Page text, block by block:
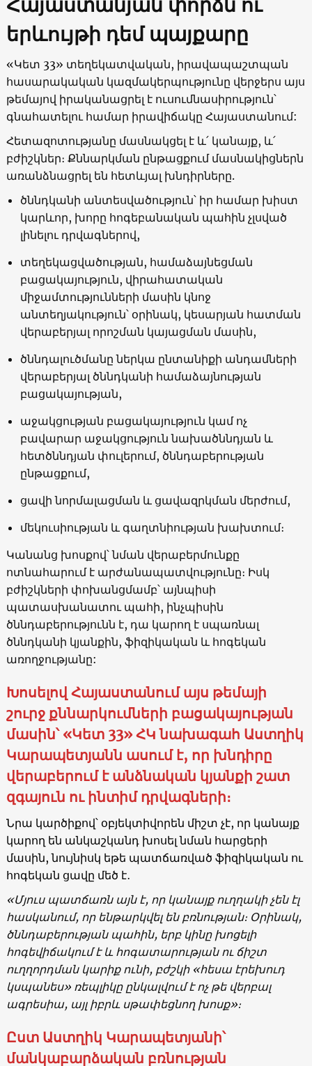
երևույթի դեմ պայքարը
«Կետ 33» տեղեկատվական, իրավապաշտպան
հասարակական կազմակերպությունը վերջերս այս
թեմայով իրականացրել է ուսումնասիրություն՝
գնահատելու համար իրավիճակը Հայաստանում:
Հետազոտությանը մասնակցել է և՛ կանայք, և՛
բժիշկներ։ Քննարկման ընթացքում մասնակիցներն
առանձնացրել են հետևյալ խնդիրները.
ծննդկանի անտեսվածություն՝ իր համար խիստ
կարևոր, խորը հոգեբանական պահին չլսված
լինելու դրվագներով,
տեղեկացվածության, համաձայնեցման
բացակայություն, վիրահատական
միջամտությունների մասին կնոջ
անտեղյակություն՝ օրինակ, կեսարյան հատման
վերաբերյալ որոշման կայացման մասին,
ծննդալուծմանը ներկա ընտանիքի անդամների
վերաբերյալ ծննդկանի համաձայնության
բացակայության,
աջակցության բացակայություն կամ ոչ
բավարար աջակցություն նախածննդյան և
հետծննդյան փուլերում, ծննդաբերության
ընթացքում,
ցավի նորմալացման և ցավազրկման մերժում,
մեկուսիության և գաղտնիության խախտում։
Կանանց խոսքով՝ նման վերաբերմունքը
ոտնահարում է արժանապատվությունը։ Իսկ
բժիշկների փոխանցմամբ՝ այնպիսի
պատասխանատու պահի, ինչպիսին
ծննդաբերությունն է, դա կարող է սպառնալ
ծննդկանի կյանքին, ֆիզիկական և հոգեկան
առողջությանը:
Խոսելով Հայաստանում այս թեմայի
շուրջ քննարկումների բացակայության
մասին՝ «Կետ 33» ՀԿ նախագահ Աստղիկ
Կարապետյանն ասում է, որ խնդիրը
վերաբերում է անձնական կյանքի շատ
զգայուն ու ինտիմ դրվագների։
Նրա կարծիքով՝ օբյեկտիվորեն միշտ չէ, որ կանայք
կարող են անկաշկանդ խոսել նման հարցերի
մասին, նույնիսկ եթե պատճառված ֆիզիկական ու
հոգեկան ցավը մեծ է․
«Մյուս պատճառն այն է, որ կանայք ուղղակի չեն էլ
հասկանում, որ ենթարկվել են բռնության։ Օրինակ,
ծննդաբերության պահին, երբ կինը խոցելի
հոգեվիճակում է և հոգատարության ու ճիշտ
ուղղորդման կարիք ունի, բժշկի «հեսա էրեխուդ
կսպանես» ռեպլիկը ընկալվում է ոչ թե վերբալ
ագրեսիա, այլ իբրև սթափեցնող խոսք»։
Ըստ Աստղիկ Կարապետյանի՝
մանկաբարձական բռնության